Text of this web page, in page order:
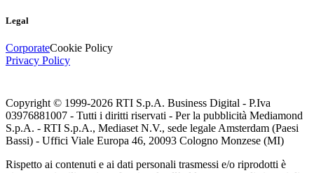
Legal
CorporateCookie Policy
Privacy Policy
Copyright © 1999-2026 RTI S.p.A. Business Digital - P.Iva
03976881007 - Tutti i diritti riservati - Per la pubblicità Mediamond
S.p.A. - RTI S.p.A., Mediaset N.V., sede legale Amsterdam (Paesi
Bassi) - Uffici Viale Europa 46, 20093 Cologno Monzese (MI)
Rispetto ai contenuti e ai dati personali trasmessi e/o riprodotti è